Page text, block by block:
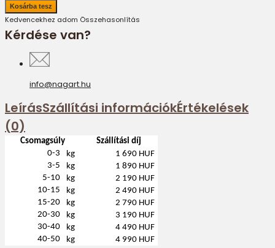
Kedvencekhez adom Összehasonlítás
Kérdése van?
info@nagart.hu
LeírásSzállítási információkÉrtékelések
(0)
Csomagsúly
Szállítási díj
0-3
kg
1 690 HUF
3-5
kg
1 890 HUF
5-10
kg
2 190 HUF
10-15
kg
2 490 HUF
15-20
kg
2 790 HUF
20-30
kg
3 190 HUF
30-40
kg
4 490 HUF
40-50
kg 4 990 HUF